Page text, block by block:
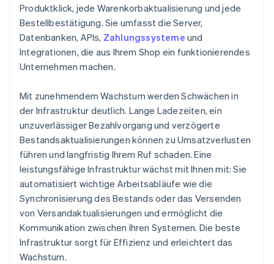
Produktklick, jede Warenkorbaktualisierung und jede
Bestellbestätigung. Sie umfasst die Server,
Datenbanken, APIs, Zahlungssysteme und
Integrationen, die aus Ihrem Shop ein funktionierendes
Unternehmen machen.
Mit zunehmendem Wachstum werden Schwächen in
der Infrastruktur deutlich. Lange Ladezeiten, ein
unzuverlässiger Bezahlvorgang und verzögerte
Bestandsaktualisierungen können zu Umsatzverlusten
führen und langfristig Ihrem Ruf schaden. Eine
leistungsfähige Infrastruktur wächst mit Ihnen mit: Sie
automatisiert wichtige Arbeitsabläufe wie die
Synchronisierung des Bestands oder das Versenden
von Versandaktualisierungen und ermöglicht die
Kommunikation zwischen Ihren Systemen. Die beste
Infrastruktur sorgt für Effizienz und erleichtert das
Wachstum.